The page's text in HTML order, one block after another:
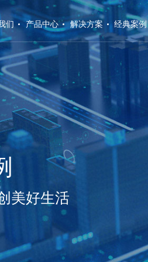
们
产品中心 解决方案 经典案例
美好生活